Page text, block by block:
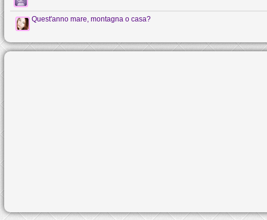
Quest'anno mare, montagna o casa?